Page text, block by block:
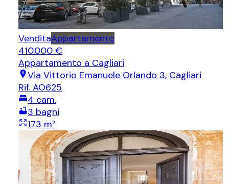
VenditaAppartamento
410.000 €
Appartamento a Cagliari
Via Vittorio Emanuele Orlando 3, Cagliari
Rif. AO625
4 cam.
3 bagni
173 m²